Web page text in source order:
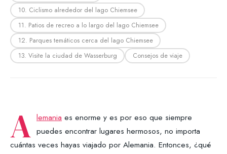
10. Ciclismo alrededor del lago Chiemsee
11. Patios de recreo a lo largo del lago Chiemsee
12. Parques temáticos cerca del lago Chiemsee
13. Visite la ciudad de Wasserburg
Consejos de viaje
A lemania es enorme y es por eso que siempre
puedes encontrar lugares hermosos, no importa
cuántas veces hayas viajado por Alemania. Entonces, ¿qué